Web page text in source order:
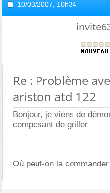
10/03/2007, 10h34
Re : Problème
ariston atd 122
Bonjour, je viens de
composant de griller
Où peut-on la